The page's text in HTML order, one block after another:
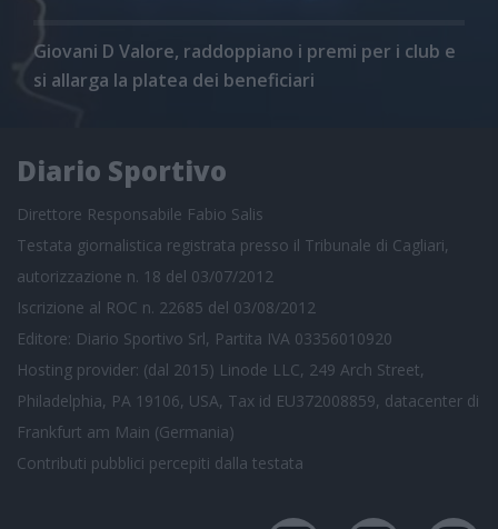
Giovani D Valore, raddoppiano i premi per i club e
si allarga la platea dei beneficiari
Diario Sportivo
Direttore Responsabile Fabio Salis
Testata giornalistica registrata presso il Tribunale di Cagliari,
autorizzazione n. 18 del 03/07/2012
Iscrizione al ROC n. 22685 del 03/08/2012
Editore: Diario Sportivo Srl, Partita IVA 03356010920
Hosting provider: (dal 2015) Linode LLC, 249 Arch Street,
Philadelphia, PA 19106, USA, Tax id EU372008859, datacenter di
Frankfurt am Main (Germania)
Contributi pubblici percepiti dalla testata